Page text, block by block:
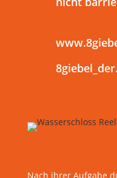
Nach ihrer Aufgabe